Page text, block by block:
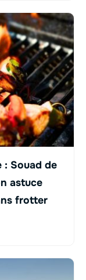
: Souad de
astuce
frotter